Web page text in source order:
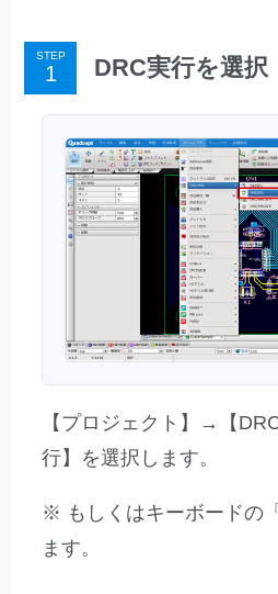
STEP DRC実行を選択
【プロジェクト】→【
行】を選択します。
※ もしくはキーボードの
ます。